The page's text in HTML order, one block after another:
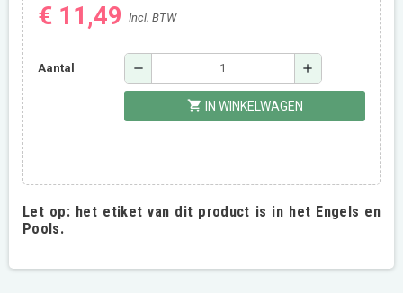
€ 11,49 Incl. BTW
Aantal remove add
shopping_cart IN WINKELWAGEN
Let op: het etiket van dit product is in het Engels en
Pools.